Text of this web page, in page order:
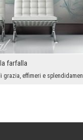
farfalla